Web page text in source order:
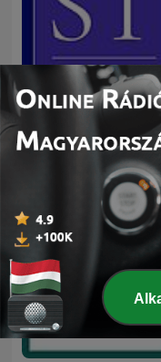
Saját Tőke